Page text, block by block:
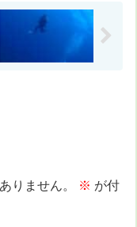
りません。 ※ が付